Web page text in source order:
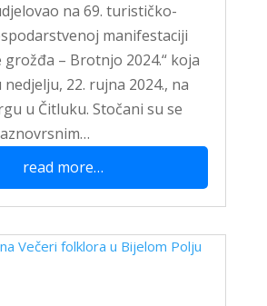
na 69. turističko-
manifestaciji
grožđa – Brotnjo 2024.“ koja
22. rujna 2024., na
u Čitluku. Stočani su se
read more…